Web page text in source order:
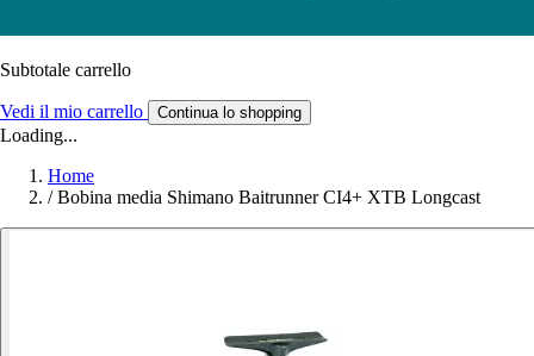
Subtotale carrello
Vedi il mio carrello Continua lo shopping
Loading...
Home
/ Bobina media Shimano Baitrunner CI4+ XTB Longcast